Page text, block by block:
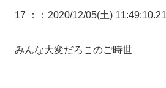
17 ： ：2020/12/05(土)
みんな大変だろこのご時世